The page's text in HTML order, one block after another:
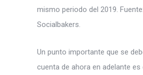
mismo periodo del 2019. Fuente:
Socialbakers.
Un punto importante que se
cuenta de ahora en adelante es